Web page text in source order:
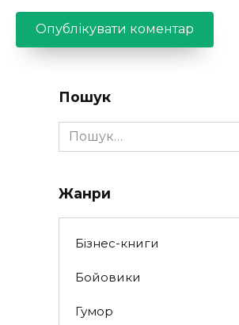
Пошук
Search
for:
Жанри
Бізнес-книги
Бойовики
Гумор